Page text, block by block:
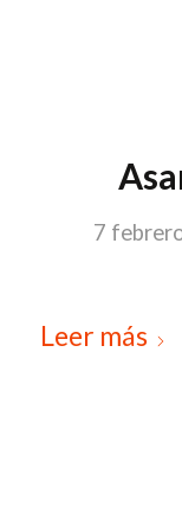
7
Leer más